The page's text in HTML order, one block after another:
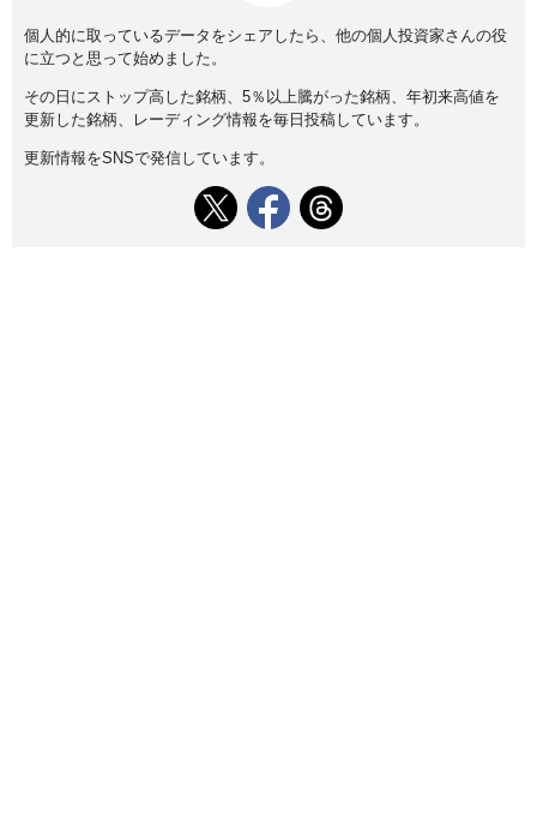
個人的に取っているデータをシェアしたら、他の個人投資家さんの役
に立つと思って始めました。
その日にストップ高した銘柄、5％以上騰がった銘柄、年初来高値を
更新した銘柄、レーディング情報を毎日投稿しています。
更新情報をSNSで発信しています。